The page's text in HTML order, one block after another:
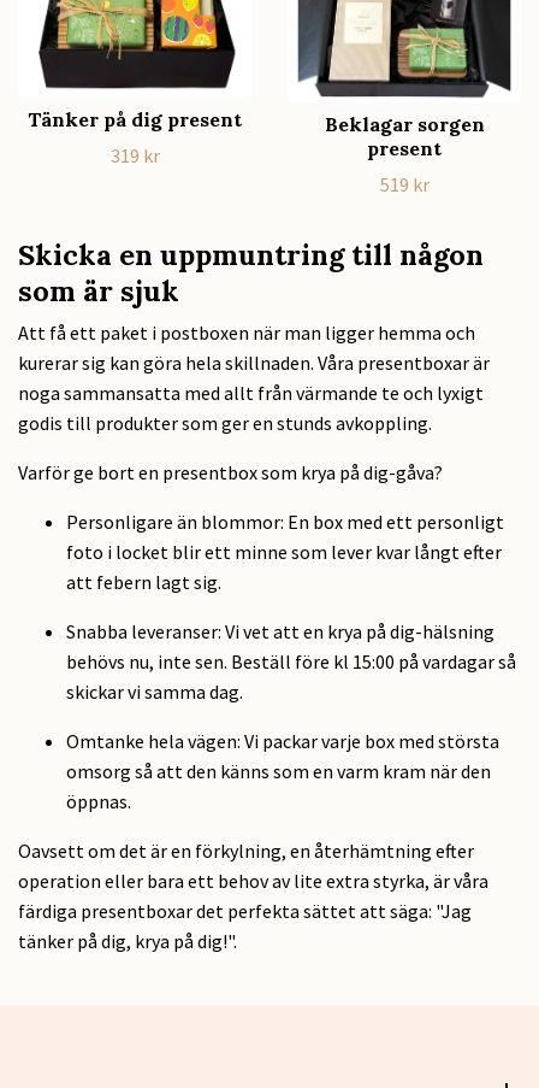
Tänker på dig present
319 kr
Beklagar sorgen
present
519 kr
Skicka en uppmuntring till någon
som är sjuk
Att få ett paket i postboxen när man ligger hemma och
kurerar sig kan göra hela skillnaden. Våra presentboxar är
noga sammansatta med allt från värmande te och lyxigt
godis till produkter som ger en stunds avkoppling.
Varför ge bort en presentbox som krya på dig-gåva?
Personligare än blommor: En box med ett personligt
foto i locket blir ett minne som lever kvar långt efter
att febern lagt sig.
Snabba leveranser: Vi vet att en krya på dig-hälsning
behövs nu, inte sen. Beställ före kl 15:00 på vardagar så
skickar vi samma dag.
Omtanke hela vägen: Vi packar varje box med största
omsorg så att den känns som en varm kram när den
öppnas.
Oavsett om det är en förkylning, en återhämtning efter
operation eller bara ett behov av lite extra styrka, är våra
färdiga presentboxar det perfekta sättet att säga: "Jag
tänker på dig, krya på dig!".